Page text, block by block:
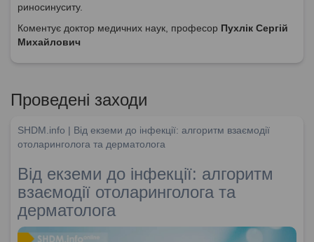
риносинуситу.
Коментує доктор медичних наук, професор Пухлік Сергій
Михайлович
Проведені заходи
SHDM.info | Від екземи до інфекції: алгоритм взаємодії
отоларинголога та дерматолога
Від екземи до інфекції: алгоритм
взаємодії отоларинголога та
дерматолога